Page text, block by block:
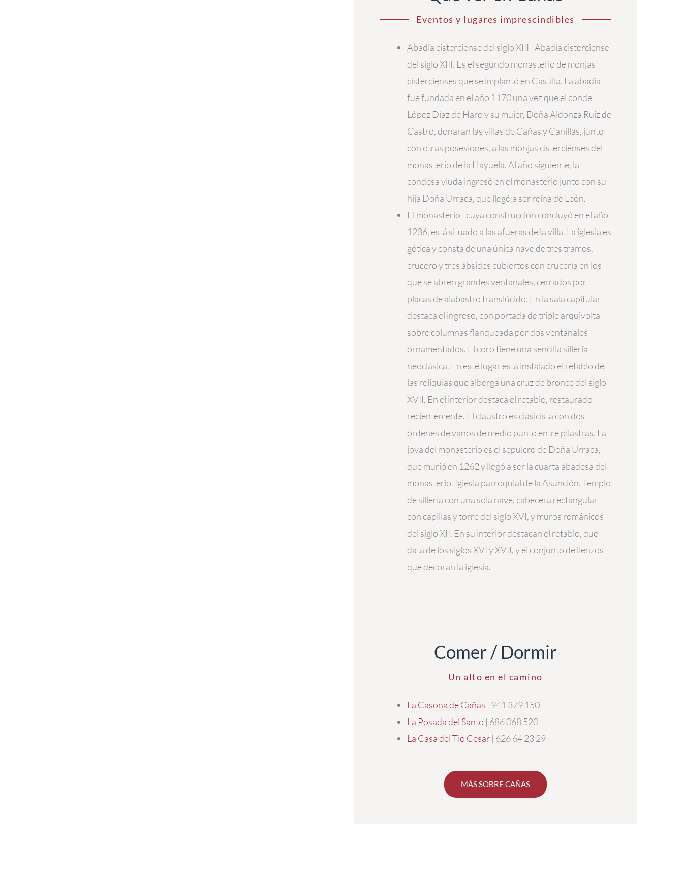
Eventos y lugares imprescindibles
Abadía cisterciense del siglo XIII | Abadía cisterciense
del siglo XIII. Es el segundo monasterio de monjas
cistercienses que se implantó en Castilla. La abadía
fue fundada en el año 1170 una vez que el conde
López Díaz de Haro y su mujer, Doña Aldonza Ruiz de
Castro, donaran las villas de Cañas y Canillas, junto
con otras posesiones, a las monjas cistercienses del
monasterio de la Hayuela. Al año siguiente, la
condesa viuda ingresó en el monasterio junto con su
hija Doña Urraca, que llegó a ser reina de León.
El monasterio | cuya construcción concluyó en el año
1236, está situado a las afueras de la villa. La iglesia es
gótica y consta de una única nave de tres tramos,
crucero y tres ábsides cubiertos con crucería en los
que se abren grandes ventanales, cerrados por
placas de alabastro translúcido. En la sala capitular
destaca el ingreso, con portada de triple arquivolta
sobre columnas flanqueada por dos ventanales
ornamentados. El coro tiene una sencilla sillería
neoclásica. En este lugar está instalado el retablo de
las reliquias que alberga una cruz de bronce del siglo
XVII. En el interior destaca el retablo, restaurado
recientemente. El claustro es clasicista con dos
órdenes de vanos de medio punto entre pilastras. La
joya del monasterio es el sepulcro de Doña Urraca,
que murió en 1262 y llegó a ser la cuarta abadesa del
monasterio. Iglesia parroquial de la Asunción. Templo
de sillería con una sola nave, cabecera rectangular
con capillas y torre del siglo XVI, y muros románicos
del siglo XII. En su interior destacan el retablo, que
data de los siglos XVI y XVII, y el conjunto de lienzos
que decoran la iglesia.
Comer / Dormir
Un alto en el camino
La Casona de Cañas | 941 379 150
La Posada del Santo | 686 068 520
La Casa del Tio Cesar| 626 64 23 29
MÁS SOBRE CAÑAS